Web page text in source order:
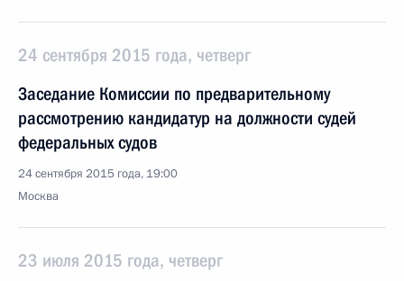
24 сентября 2015 года, четверг
Заседание Комиссии по предварительному
рассмотрению кандидатур на должности судей
федеральных судов
24 сентября 2015 года, 19:00
Москва
23 июля 2015 года, четверг